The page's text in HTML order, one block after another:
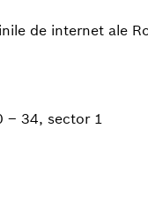
de internet ale
– 34, sector 1